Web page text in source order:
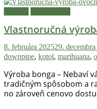
v
komunite,
kde
čas
relatívny.
Hulic.sk
prináša
čerstvé
Vlastnoručná
8. februára 202529.
downpipe, kotol, marihuana,
Výroba bonga – Nebaví
tradičným spôsobom a
no zároveň cenovo